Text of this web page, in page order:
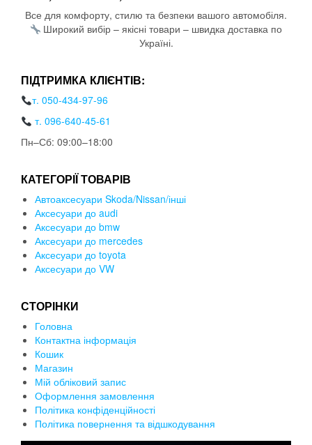
Все для комфорту, стилю та безпеки вашого автомобіля.
Широкий вибір – якісні товари – швидка доставка по
Україні.
ПІДТРИМКА КЛІЄНТІВ:
т. 050-434-97-96
т. 096-640-45-61
Пн–Сб: 09:00–18:00
КАТЕГОРІЇ ТОВАРІВ
Автоаксесуари Skoda/Nissan/інші
Аксесуари до audi
Аксесуари до bmw
Аксесуари до mercedes
Аксесуари до toyota
Аксесуари до VW
СТОРІНКИ
Головна
Контактна інформація
Кошик
Магазин
Мій обліковий запис
Оформлення замовлення
Політика конфіденційності
Політика повернення та відшкодування